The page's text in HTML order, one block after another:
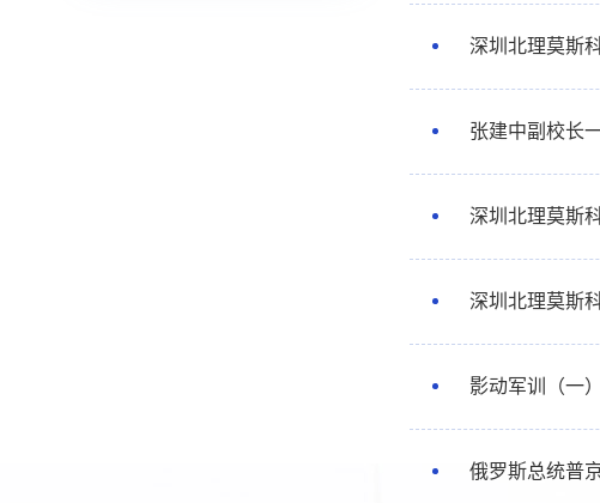
深圳北理莫斯
张建中副校长
深圳北理莫斯
深圳北理莫斯
影动军训（一）
俄罗斯总统普